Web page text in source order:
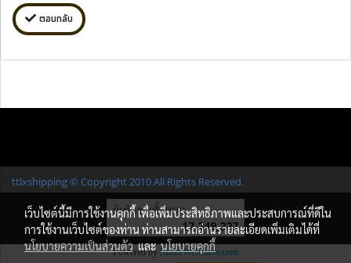
ตอบกลับ
ttlxshipping © Copyright 2010 All Rights Reserved.
ผู้เข้าชมทั้งหมด
17,249,227
Powered by MakeWebEasy.com
เว็บไซต์นี้มีการใช้งานคุกกี้ เพื่อเพิ่มประสิทธิภาพและประสบการณ์ที่ดีใน
การใช้งานเว็บไซต์ของท่าน ท่านสามารถอ่านรายละเอียดเพิ่มเติมได้ที่
นโยบายความเป็นส่วนตัวและนโยบายคุกกี้